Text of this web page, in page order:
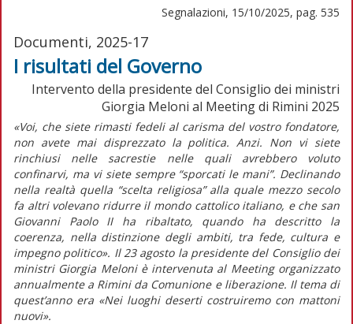
Segnalazioni, 15/10/2025, pag. 535
Documenti, 2025-17
I risultati del Governo
Intervento della presidente del Consiglio dei ministri
Giorgia Meloni al Meeting di Rimini 2025
«Voi, che siete rimasti fedeli al carisma del vostro fondatore,
non avete mai disprezzato la politica. Anzi. Non vi siete
rinchiusi nelle sacrestie nelle quali avrebbero voluto
confinarvi, ma vi siete sempre “sporcati le mani”. Declinando
nella realtà quella “scelta religiosa” alla quale mezzo secolo
fa altri volevano ridurre il mondo cattolico italiano, e che san
Giovanni Paolo II ha ribaltato, quando ha descritto la
coerenza, nella distinzione degli ambiti, tra fede, cultura e
impegno politico». Il 23 agosto la presidente del Consiglio dei
ministri Giorgia Meloni è intervenuta al Meeting organizzato
annualmente a Rimini da Comunione e liberazione. Il tema di
quest’anno era «Nei luoghi deserti costruiremo con mattoni
nuovi».